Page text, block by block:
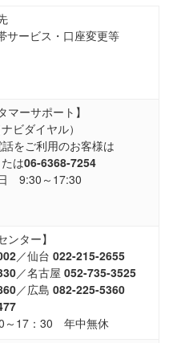
サービス・口座変更等
マーサポート】
ナビダイヤル）
をご利用のお客様は
は06-6368-7254
9:30～17:30
ンター】
／仙台 022-215-2655
／名古屋 052-735-3525
／広島 082-225-5360
17：30 年中無休